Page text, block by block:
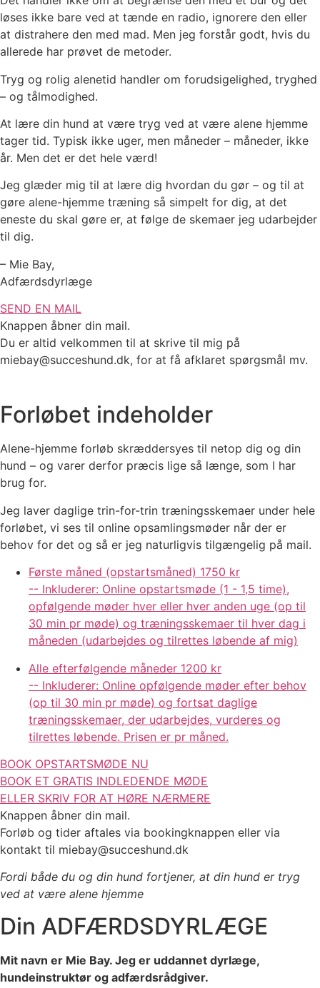
løses ikke bare ved at tænde en radio, ignorere den eller
at distrahere den med mad. Men jeg forstår godt, hvis du
allerede har prøvet de metoder.
Tryg og rolig alenetid handler om forudsigelighed, tryghed
– og tålmodighed.
At lære din hund at være tryg ved at være alene hjemme
tager tid. Typisk ikke uger, men måneder – måneder, ikke
år. Men det er det hele værd!
Jeg glæder mig til at lære dig hvordan du gør – og til at
gøre alene-hjemme træning så simpelt for dig, at det
eneste du skal gøre er, at følge de skemaer jeg udarbejder
til dig.
– Mie Bay,
Adfærdsdyrlæge
SEND EN MAIL
Knappen åbner din mail.
Du er altid velkommen til at skrive til mig på
miebay@succeshund.dk, for at få afklaret spørgsmål mv.
Forløbet indeholder
Alene-hjemme forløb skræddersyes til netop dig og din
hund – og varer derfor præcis lige så længe, som I har
brug for.
Jeg laver daglige trin-for-trin træningsskemaer under hele
forløbet, vi ses til online opsamlingsmøder når der er
behov for det og så er jeg naturligvis tilgængelig på mail.
Første måned (opstartsmåned) 1750 kr
-- Inkluderer: Online opstartsmøde (1 - 1,5 time),
opfølgende møder hver eller hver anden uge (op til
30 min pr møde) og træningsskemaer til hver dag i
måneden (udarbejdes og tilrettes løbende af mig)
Alle efterfølgende måneder 1200 kr
-- Inkluderer: Online opfølgende møder efter behov
(op til 30 min pr møde) og fortsat daglige
træningsskemaer, der udarbejdes, vurderes og
tilrettes løbende. Prisen er pr måned.
BOOK OPSTARTSMØDE NU
BOOK ET GRATIS INDLEDENDE MØDE
ELLER SKRIV FOR AT HØRE NÆRMERE
Knappen åbner din mail.
Forløb og tider aftales via bookingknappen eller via
kontakt til miebay@succeshund.dk
Fordi både du og din hund fortjener, at din hund er tryg
ved at være alene hjemme
Din ADFÆRDSDYRLÆGE
Mit navn er Mie Bay. Jeg er uddannet dyrlæge,
hundeinstruktør og adfærdsrådgiver.